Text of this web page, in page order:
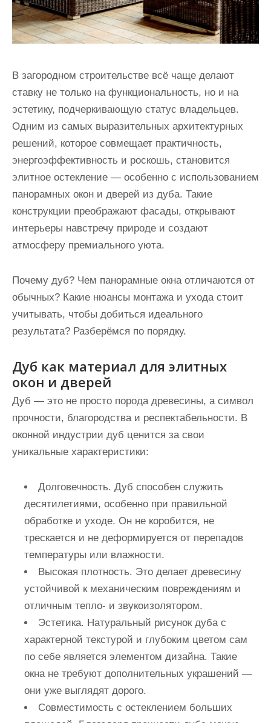
В загородном строительстве всё чаще делают
ставку не только на функциональность, но и на
эстетику, подчеркивающую статус владельцев.
Одним из самых выразительных архитектурных
решений, которое совмещает практичность,
энергоэффективность и роскошь, становится
элитное остекление — особенно с использованием
панорамных окон и дверей из дуба. Такие
конструкции преображают фасады, открывают
интерьеры навстречу природе и создают
атмосферу премиального уюта.
Почему дуб? Чем панорамные окна отличаются от
обычных? Какие нюансы монтажа и ухода стоит
учитывать, чтобы добиться идеального
результата? Разберёмся по порядку.
Дуб как материал для элитных
окон и дверей
Дуб — это не просто порода древесины, а символ
прочности, благородства и респектабельности. В
оконной индустрии дуб ценится за свои
уникальные характеристики:
Долговечность. Дуб способен служить
десятилетиями, особенно при правильной
обработке и уходе. Он не коробится, не
трескается и не деформируется от перепадов
температуры или влажности.
Высокая плотность. Это делает древесину
устойчивой к механическим повреждениям и
отличным тепло- и звукоизолятором.
Эстетика. Натуральный рисунок дуба с
характерной текстурой и глубоким цветом сам
по себе является элементом дизайна. Такие
окна не требуют дополнительных украшений —
они уже выглядят дорого.
Совместимость с остеклением больших